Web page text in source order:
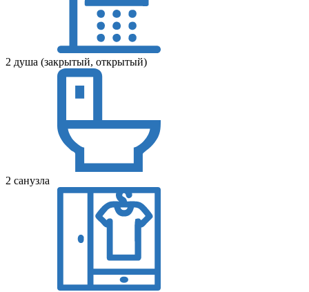
2 душа (закрытый, открытый)
2 санузла